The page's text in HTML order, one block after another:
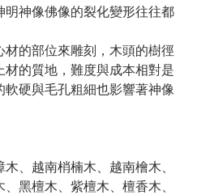
明神像佛像的裂化變形往往都
材的部位來雕刻，木頭的樹徑
的質地，難度與成本相對是
硬與毛孔粗細也影響著神像
、越南梢楠木、越南檜木、
黑檀木、紫檀木、檀香木、